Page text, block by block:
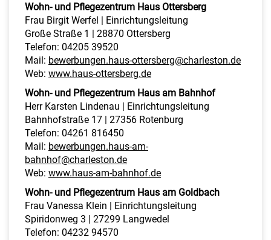
Wohn- und Pflegezentrum Haus Ottersberg
Frau Birgit Werfel | Einrichtungsleitung
Große Straße 1 | 28870 Ottersberg
Telefon: 04205 39520
Mail: bewerbungen.haus-ottersberg@charleston.de
Web: www.haus-ottersberg.de
Wohn- und Pflegezentrum Haus am Bahnhof
Herr Karsten Lindenau | Einrichtungsleitung
Bahnhofstraße 17 | 27356 Rotenburg
Telefon: 04261 816450
Mail: bewerbungen.haus-am-
bahnhof@charleston.de
Web: www.haus-am-bahnhof.de
Wohn- und Pflegezentrum Haus am Goldbach
Frau Vanessa Klein | Einrichtungsleitung
Spiridonweg 3 | 27299 Langwedel
Telefon: 04232 94570